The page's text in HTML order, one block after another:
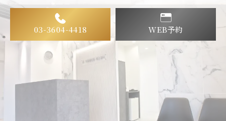
03-3604-4418 WEB予約